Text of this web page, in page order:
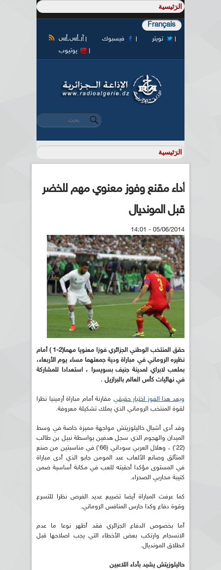
Français
آر أس أس فيسبوك
تويتر
يوتيوب
استمارة البحث
‏بحث ‏
أداء مقنع وفوز معنوي مهم للخضر
قبل المونديال
05/06/2014 - 14:01
حقق المنتخب الوطني الجزائري فوزا معنويا مهما(2-1 ) أمام
نظيره الروماني في مباراة ودية جمعتهما مساء يوم الأربعاء،
بملعب لابراي لمدينة جنيف بسويسرا ، استعدادا للمشاركة
في نهائيات كأس العالم بالبرازيل .
ويعد هذا الفوز اختبار حقيقي مقارنة أمام مباراة أرمينيا نظرا
لقوة المنتخب الروماني الذي يملك تشكيلة معروفة.
وقد أدى أشبال خاليلوزيتش مواجهة مميزة خاصة في وسط
الميدان والهجوم الذي سجل هدفين بواسطة نبيل بن طالب
(22') ، وهلال العربي سوداني (66') في مناسبتين من صنع
المتألق وصانع الألعاب عبد المومن جابو الذي أدى مباراة
في المستوى مؤكدا أحقيته للعب في مكانة أساسية ضمن
كتيبة محاربي الصحراء.
كما عرفت المباراة أيضا تضييع عديد الفرص نظرا للتسرع
وقوة دفاع وكذا حارس المنافس الروماني.
أما بخصوص الدفاع الجزائري فقد أظهر نوعا ما عدم
الانسجام وارتكب بعض الأخطاء التي يجب اصلاحها قبل
انطلاق المونديال.
حاليلوزيتش يشيد بأداء اللاعبين